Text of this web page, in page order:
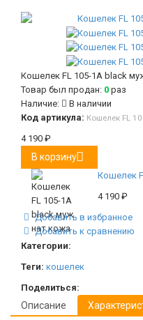
Кошелек FL 105-1A black
Товар был продан: 0 раз
Наличие:
В наличии
Код артикула: Кошелек FL
4 190 ₽
В корзину
Кошелек
4 190 ₽
Добавить в избранное
Добавить к сравнению
Категории:
Теги: кошелек
Поделиться:
Описание